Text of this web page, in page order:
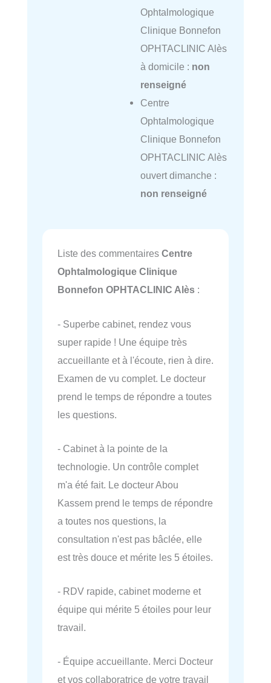
Ophtalmologique
Clinique Bonnefon
OPHTACLINIC Alès
à domicile : non
renseigné
Centre
Ophtalmologique
Clinique Bonnefon
OPHTACLINIC Alès
ouvert dimanche :
non renseigné
Liste des commentaires Centre
Ophtalmologique Clinique
Bonnefon OPHTACLINIC Alès :
- Superbe cabinet, rendez vous
super rapide ! Une équipe très
accueillante et à l'écoute, rien à dire.
Examen de vu complet. Le docteur
prend le temps de répondre a toutes
les questions.
- Cabinet à la pointe de la
technologie. Un contrôle complet
m'a été fait. Le docteur Abou
Kassem prend le temps de répondre
a toutes nos questions, la
consultation n'est pas bâclée, elle
est très douce et mérite les 5 étoiles.
- RDV rapide, cabinet moderne et
équipe qui mérite 5 étoiles pour leur
travail.
- Équipe accueillante. Merci Docteur
et vos collaboratrice de votre travail